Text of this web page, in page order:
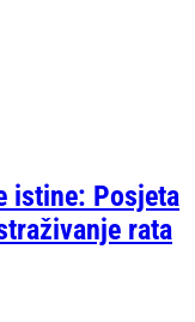
istine: Posjeta
rata